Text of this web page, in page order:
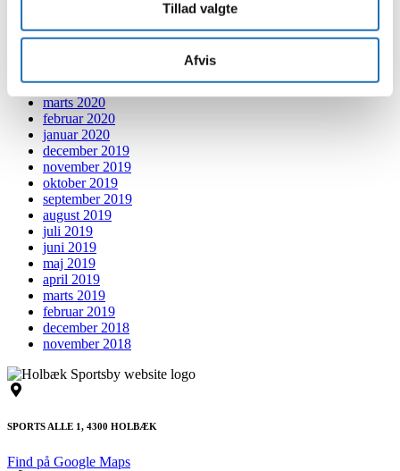
Tillad valgte
Afvis
juli 2020
april 2020
marts 2020
februar 2020
januar 2020
december 2019
november 2019
oktober 2019
september 2019
august 2019
juli 2019
juni 2019
maj 2019
april 2019
marts 2019
februar 2019
december 2018
november 2018
SPORTS ALLE 1, 4300 HOLBÆK
Find på Google Maps